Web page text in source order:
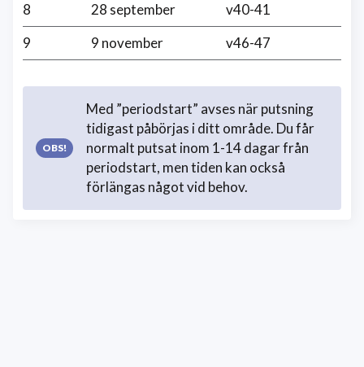
8
28 september
v40-41
9
9 november v46-47
Med ”periodstart” avses när putsning
tidigast påbörjas i ditt område. Du får
normalt putsat inom 1-14 dagar från
periodstart, men tiden kan också
förlängas något vid behov.